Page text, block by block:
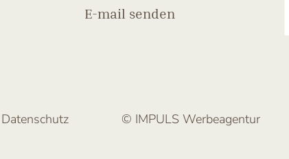
E-mail senden
Datenschutz © IMPULS Werbeagentur